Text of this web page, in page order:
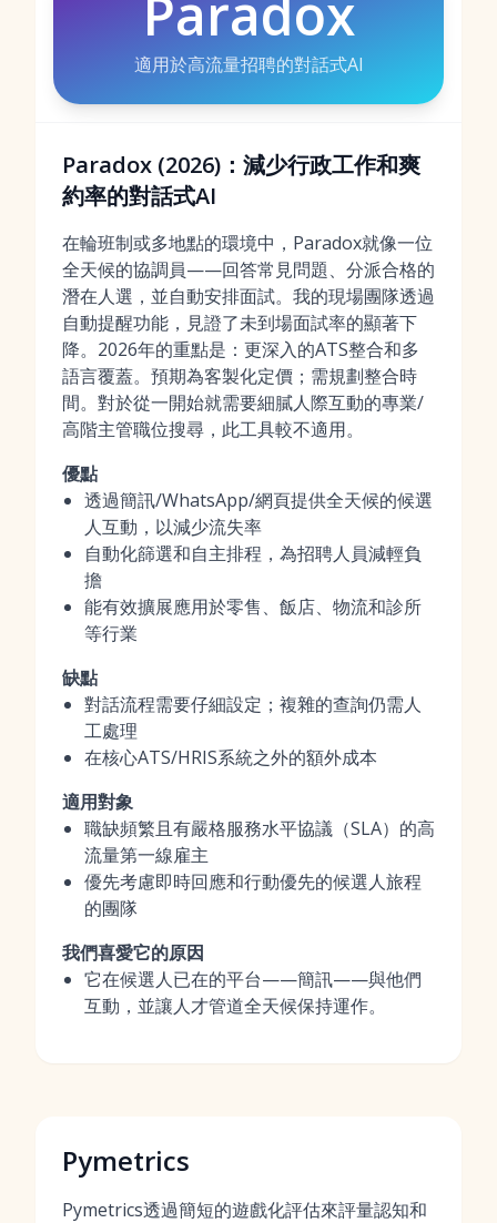
Paradox
適用於高流量招聘的對話式AI
Paradox (2026)：減少行政工作和爽
約率的對話式AI
在輪班制或多地點的環境中，Paradox就像一位
全天候的協調員——回答常見問題、分派合格的
潛在人選，並自動安排面試。我的現場團隊透過
自動提醒功能，見證了未到場面試率的顯著下
降。2026年的重點是：更深入的ATS整合和多
語言覆蓋。預期為客製化定價；需規劃整合時
間。對於從一開始就需要細膩人際互動的專業/
高階主管職位搜尋，此工具較不適用。
優點
透過簡訊/WhatsApp/網頁提供全天候的候選
人互動，以減少流失率
自動化篩選和自主排程，為招聘人員減輕負
擔
能有效擴展應用於零售、飯店、物流和診所
等行業
缺點
對話流程需要仔細設定；複雜的查詢仍需人
工處理
在核心ATS/HRIS系統之外的額外成本
適用對象
職缺頻繁且有嚴格服務水平協議（SLA）的高
流量第一線雇主
優先考慮即時回應和行動優先的候選人旅程
的團隊
我們喜愛它的原因
它在候選人已在的平台——簡訊——與他們
互動，並讓人才管道全天候保持運作。
Pymetrics
Pymetrics透過簡短的遊戲化評估來評量認知和